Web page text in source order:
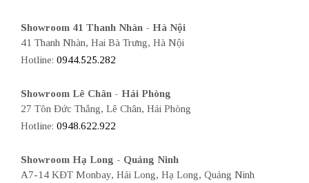
Showroom 41 Thanh Nhàn - Hà Nội
41 Thanh Nhàn, Hai Bà Trưng, Hà Nội
Hotline: 0944.525.282
Showroom Lê Chân - Hải Phòng
27 Tôn Đức Thắng, Lê Chân, Hải Phòng
Hotline: 0948.622.922
Showroom Hạ Long - Quảng Ninh
A7-14 KĐT Monbay, Hải Long, Hạ Long, Quảng Ninh